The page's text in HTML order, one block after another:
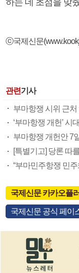
ⓒ국제신문
관련기사
‘부마항쟁 개헌’ 시
부마항쟁 개헌안 7
[특별기고] 당론 따
“부마민주항쟁 민
국제신문 카카오플
국제신문 공식 페이